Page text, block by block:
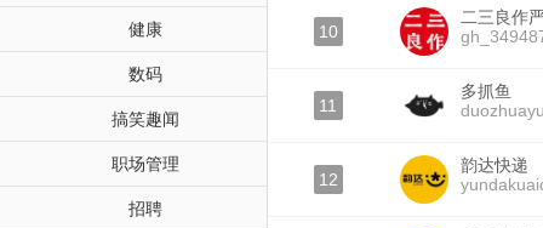
健康
数码
搞笑趣闻
职场管理
招聘
10
二三良作
11
多抓鱼
12
韵达快递